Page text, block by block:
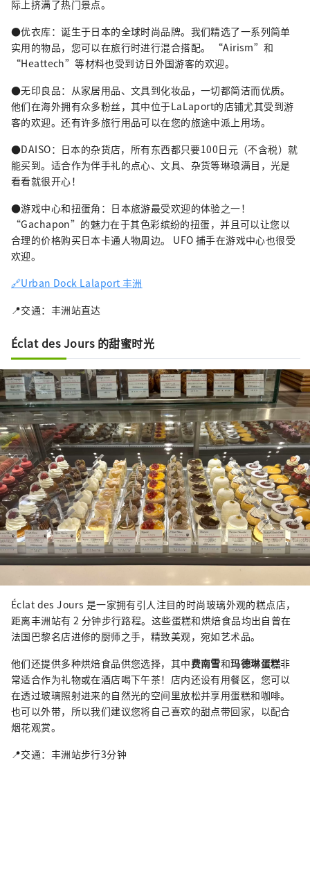
际上挤满了热门景点。
●优衣库：诞生于日本的全球时尚品牌。我们精选了一系列简单
实用的物品，您可以在旅行时进行混合搭配。 “Airism”和
“Heattech”等材料也受到访日外国游客的欢迎。
●无印良品：从家居用品、文具到化妆品，一切都简洁而优质。
他们在海外拥有众多粉丝，其中位于LaLaport的店铺尤其受到游
客的欢迎。还有许多旅行用品可以在您的旅途中派上用场。
●DAISO：日本的杂货店，所有东西都只要100日元（不含税）就
能买到。适合作为伴手礼的点心、文具、杂货等琳琅满目，光是
看看就很开心！
●游戏中心和扭蛋角：日本旅游最受欢迎的体验之一！
“Gachapon”的魅力在于其色彩缤纷的扭蛋，并且可以让您以
合理的价格购买日本卡通人物周边。 UFO 捕手在游戏中心也很受
欢迎。
🔗Urban Dock Lalaport 丰洲
📍交通：丰洲站直达
Éclat des Jours 的甜蜜时光
Éclat des Jours 是一家拥有引人注目的时尚玻璃外观的糕点店，
距离丰洲站有 2 分钟步行路程。这些蛋糕和烘焙食品均出自曾在
法国巴黎名店进修的厨师之手，精致美观，宛如艺术品。
他们还提供多种烘焙食品供您选择，其中费南雪和玛德琳蛋糕非
常适合作为礼物或在酒店喝下午茶！店内还设有用餐区，您可以
在透过玻璃照射进来的自然光的空间里放松并享用蛋糕和咖啡。
也可以外带，所以我们建议您将自己喜欢的甜点带回家，以配合
烟花观赏。
📍交通：丰洲站步行3分钟